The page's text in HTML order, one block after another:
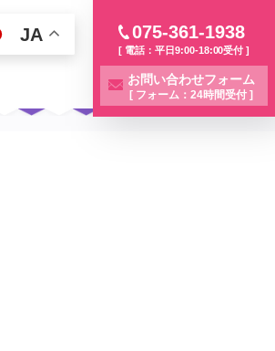
075-361-1938
[ 電話：平日9:00-18:00受付 ]
お問い合わせフォーム
[ フォーム：24時間受付 ]
JA